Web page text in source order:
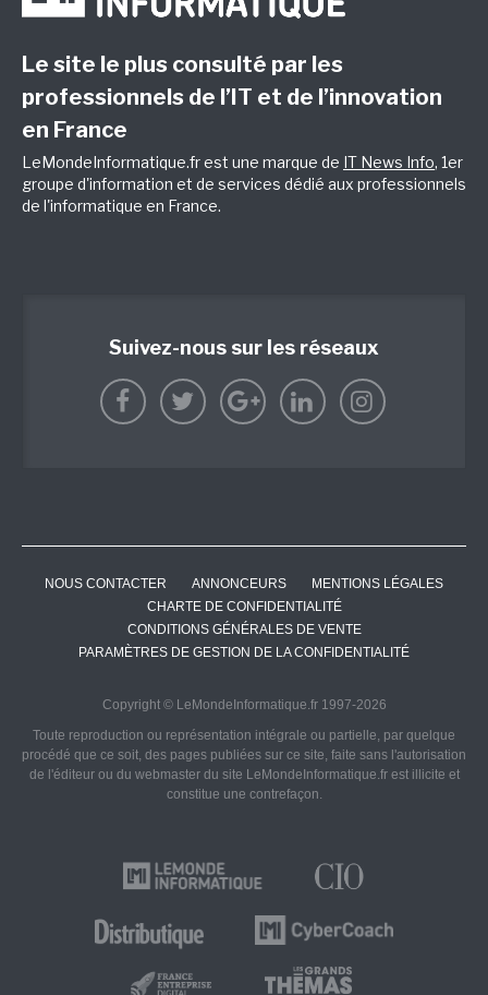
Le site le plus consulté par les
professionnels de l’IT et de l’innovation
en France
LeMondeInformatique.fr est une marque de IT News Info, 1er
groupe d'information et de services dédié aux professionnels
de l'informatique en France.
Suivez-nous sur les réseaux
NOUS CONTACTER ANNONCEURS
MENTIONS LÉGALES
CHARTE DE CONFIDENTIALITÉ
CONDITIONS GÉNÉRALES DE VENTE
PARAMÈTRES DE GESTION DE LA CONFIDENTIALITÉ
Copyright © LeMondeInformatique.fr 1997-2026
Toute reproduction ou représentation intégrale ou partielle, par quelque
procédé que ce soit, des pages publiées sur ce site, faite sans l'autorisation
de l'éditeur ou du webmaster du site LeMondeInformatique.fr est illicite et
constitue une contrefaçon.